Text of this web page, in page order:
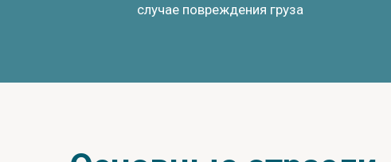
случае повреждения груза